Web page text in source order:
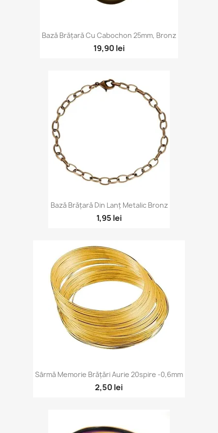
Bază Brățară Cu Cabochon 25mm, Bronz
19,90 lei
Bază Brățară Din Lanț Metalic Bronz
1,95 lei
Sârmă Memorie Brățări Aurie 20spire -0,6mm
2,50 lei